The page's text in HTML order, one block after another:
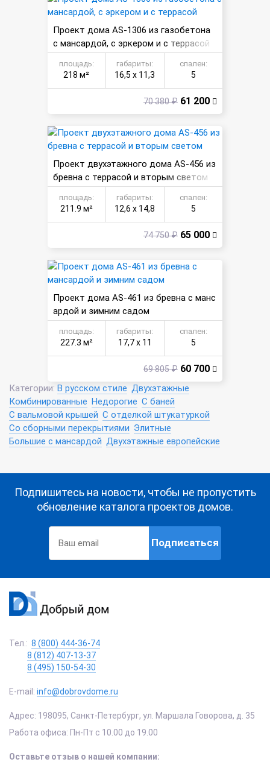
Проект дома AS-1306 из газобетона
с мансардой, с эркером и с террасой
площадь:
218 м²
габариты:
16,5 х 11,3
спален:
5
70 380 ₽ 61 200
Проект двухэтажного дома AS-456 из
бревна с террасой и вторым светом
площадь:
211.9 м²
габариты:
12,6 х 14,8
спален:
5
74 750 ₽ 65 000
Проект дома AS-461 из бревна с манс
ардой и зимним садом
площадь:
227.3 м²
габариты:
17,7 х 11
спален:
5
69 805 ₽ 60 700
Категории: В русском стиле Двухэтажные
Комбинированные Недорогие С баней
С вальмовой крышей С отделкой штукатуркой
Со сборными перекрытиями Элитные
Большие с мансардой Двухэтажные европейские
Подпишитесь на новости, чтобы не пропустить
обновление каталога проектов домов.
Подписаться
Тел.: 8 (800) 444-36-74
8 (812) 407-13-37
8 (495) 150-54-30
E-mail: info@dobrovdome.ru
Адрес: 198095, Санкт-Петербург, ул. Маршала Говорова, д. 35
Работа офиса: Пн-Пт с 10.00 до 19.00
Оставьте отзыв о нашей компании: